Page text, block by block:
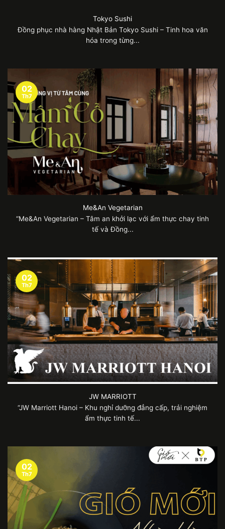
Tokyo Sushi
Đồng phục nhà hàng Nhật Bản Tokyo Sushi – Tinh hoa văn
hóa trong từng...
Me&An Vegetarian
“Me&An Vegetarian – Tâm an khởi lạc với ẩm thực chay tinh
tế và Đồng...
02
Th7
JW MARRIOTT
“JW Marriott Hanoi – Khu nghỉ dưỡng đẳng cấp, trải nghiệm
ẩm thực tinh tế...
02
Th7
02
Th7